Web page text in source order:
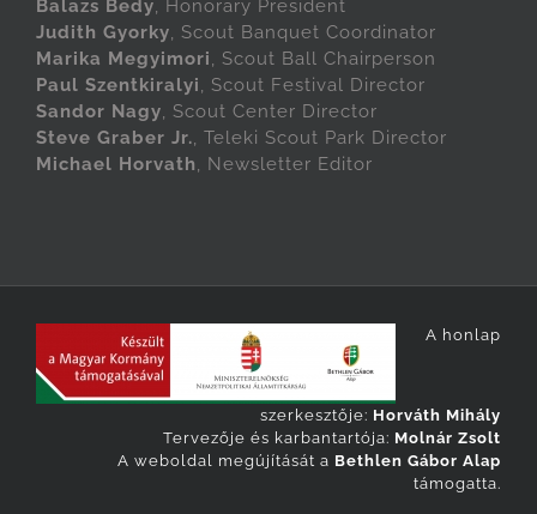
Balazs Bedy, Honorary President
Judith Gyorky, Scout Banquet Coordinator
Marika Megyimori, Scout Ball Chairperson
Paul Szentkiralyi, Scout Festival Director
Sandor Nagy, Scout Center Director
Steve Graber Jr., Teleki Scout Park Director
Michael Horvath, Newsletter Editor
A honlap
szerkesztője: Horváth Mihály
Tervezője és karbantartója: Molnár Zsolt
A weboldal megújítását a Bethlen Gábor Alap
támogatta.